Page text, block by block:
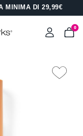
MINIMA DI 29,99€
0